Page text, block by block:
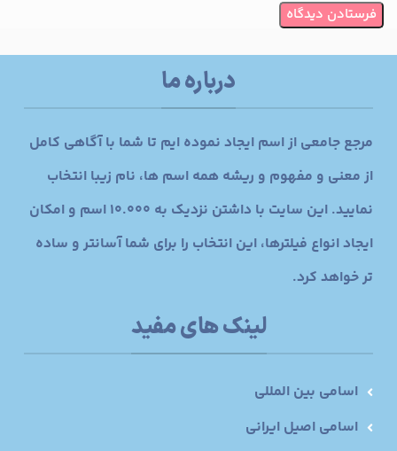
درباره ما
مرجع جامعی از اسم ایجاد نموده ایم تا شما با آگاهی کامل
از معنی و مفهوم و ریشه همه اسم ها، نام زیبا انتخاب
نمایید. این سایت با داشتن نزدیک به 10.000 اسم و امکان
ایجاد انواع فیلترها، این انتخاب را برای شما آسانتر و ساده
تر خواهد کرد.
لینک های مفید
اسامی بین المللی
اسامی اصیل ایرانی